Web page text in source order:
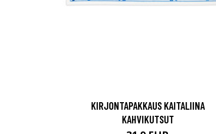
KIRJONTAPAKKAUS KAITALIINA
KAHVIKUTSUT